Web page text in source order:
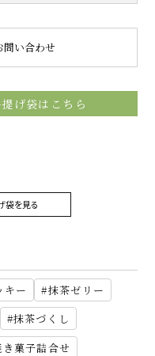
い合わせ
げ袋はこちら
袋を見る
キー
抹茶ゼリー
抹茶づくし
き菓子詰合せ